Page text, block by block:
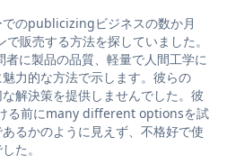
のpublicizingビジネスの数か月
販売する方法を探していました。
に製品の品質、軽量で人間工学に
力的な方法で示します。彼らの
解決策を提供しませんでした。彼
る前にmany different optionsを試
るかのように見えず、不格好で使
た。